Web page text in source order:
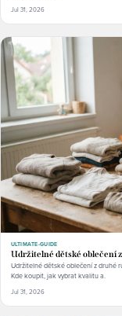
Jul 31, 2026
ULTIMATE-GUIDE
Udržitelné dětské oblečení
Udržitelné dětské oblečení z druhé
Kde koupit, jak vybrat kvalitu a.
Jul 31, 2026